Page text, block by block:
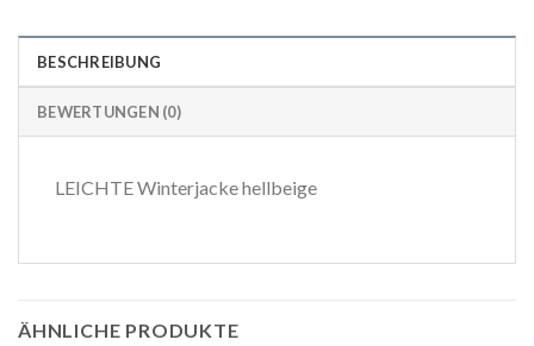
BESCHREIBUNG
BEWERTUNGEN (0)
LEICHTE Winterjacke hellbeige
ÄHNLICHE PRODUKTE